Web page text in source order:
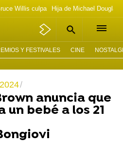
Willis culpa Hija de Michael Douglas
Y FESTIVALES CINE
anuncia que
un bebé a los 21